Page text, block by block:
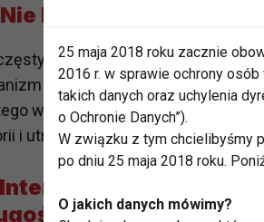
licz tylko na lokalne
mit: robiąc setki brzuszków,
nie „wybiera”, skąd spala
ważniejsze od liczby
i utrzymanie deficytu.
i
treningu
25 maja 2018 roku zacznie
2016 r. w sprawie ochrony
takich danych oraz uchylenia
o Ochronie Danych”).
W związku z tym chcielibyśmy
po dniu 25 maja 2018 roku.
O jakich danych mówimy?